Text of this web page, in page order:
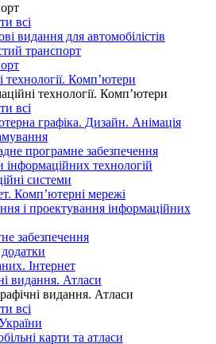
всі
видання для автомобілістів
транспорт
технології. Комп’ютери
технології. Комп’ютери
всі
графіка. Дизайн. Анімація
програмне забезпечення
інформаційних технологій
системи
Комп’ютерні мережі
і проектування інформаційних
забезпечення
Інтернет
видання. Атласи
видання. Атласи
всі
карти та атласи